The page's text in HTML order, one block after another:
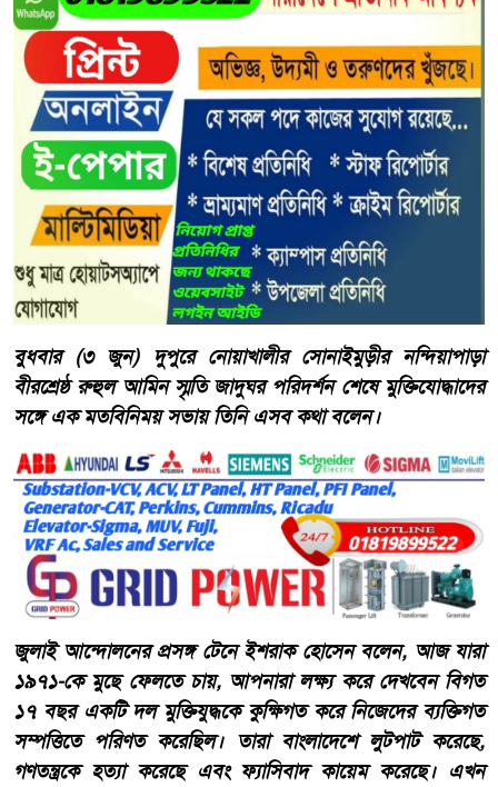
বুধবার (৩ জুন) দুপুরে নোয়াখালীর সোনাইমুড়ীর নন্দিয়াপাড়া
বীরশ্রেষ্ঠ রুহুল আমিন স্মৃতি জাদুঘর পরিদর্শন শেষে মুক্তিযোদ্ধাদের
সঙ্গে এক মতবিনিময় সভায় তিনি এসব কথা বলেন।
জুলাই আন্দোলনের প্রসঙ্গ টেনে ইশরাক হোসেন বলেন, আজ যারা
১৯৭১-কে মুছে ফেলতে চায়, আপনারা লক্ষ্য করে দেখবেন বিগত
১৭ বছর একটি দল মুক্তিযুদ্ধকে কুক্ষিগত করে নিজেদের ব্যক্তিগত
সম্পত্তিতে পরিণত করেছিল। তারা বাংলাদেশে লুটপাট করেছে,
গণতন্ত্রকে হত্যা করেছে এবং ফ্যাসিবাদ কায়েম করেছে। এখন